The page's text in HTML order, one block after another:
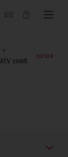
ATV 1500R
zurück